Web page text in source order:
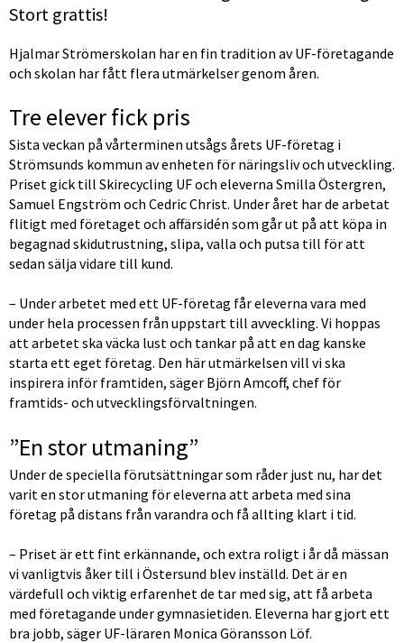
Stort grattis!
Hjalmar Strömerskolan har en fin tradition av UF-företagande
och skolan har fått flera utmärkelser genom åren.
Tre elever fick pris
Sista veckan på vårterminen utsågs årets UF-företag i
Strömsunds kommun av enheten för näringsliv och utveckling.
Priset gick till Skirecycling UF och eleverna Smilla Östergren,
Samuel Engström och Cedric Christ. Under året har de arbetat
flitigt med företaget och affärsidén som går ut på att köpa in
begagnad skidutrustning, slipa, valla och putsa till för att
sedan sälja vidare till kund.
– Under arbetet med ett UF-företag får eleverna vara med
under hela processen från uppstart till avveckling. Vi hoppas
att arbetet ska väcka lust och tankar på att en dag kanske
starta ett eget företag. Den här utmärkelsen vill vi ska
inspirera inför framtiden, säger Björn Amcoff, chef för
framtids- och utvecklingsförvaltningen.
”En stor utmaning”
Under de speciella förutsättningar som råder just nu, har det
varit en stor utmaning för eleverna att arbeta med sina
företag på distans från varandra och få allting klart i tid.
– Priset är ett fint erkännande, och extra roligt i år då mässan
vi vanligtvis åker till i Östersund blev inställd. Det är en
värdefull och viktig erfarenhet de tar med sig, att få arbeta
med företagande under gymnasietiden. Eleverna har gjort ett
bra jobb, säger UF-läraren Monica Göransson Löf.